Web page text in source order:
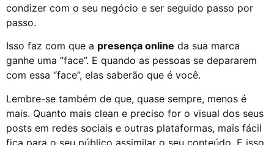
condizer com o seu negócio e ser seguido passo por
passo.
Isso faz com que a presença online da sua marca
ganhe uma “face”. E quando as pessoas se depararem
com essa “face”, elas saberão que é você.
Lembre-se também de que, quase sempre, menos é
mais. Quanto mais clean e preciso for o visual dos seus
posts em redes sociais e outras plataformas, mais fácil
fica para o seu público assimilar o seu conteúdo. E isso